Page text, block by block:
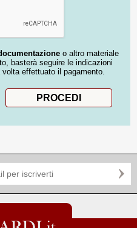
o altro materiale
basterà seguire le indicazioni
effettuato il pagamento.